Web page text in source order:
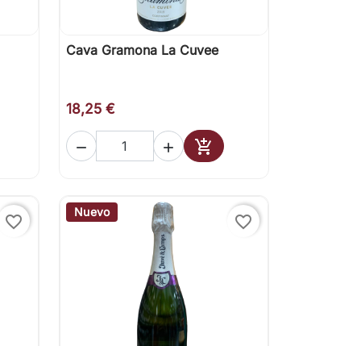
al carrito
 Vista rápida
Cava Gramona La Cuvee
18,25 €
  
Añadir al carrito
favorite_border
Nuevo
favorite_border